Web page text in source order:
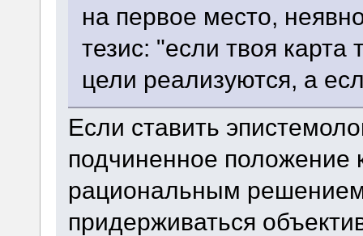
на первое место,
тезис: "если твоя карта
цели реализуются, а
Если ставить
подчиненное положение
рациональным
придерживаться